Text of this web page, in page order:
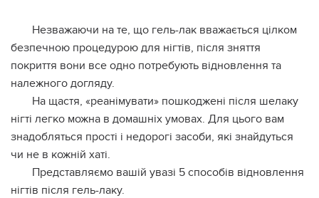
Незважаючи на те, що гель-лак вважається цілком
безпечною процедурою для нігтів, після зняття
покриття вони все одно потребують відновлення та
належного догляду.
На щастя, «реанімувати» пошкоджені після шелаку
нігті легко можна в домашніх умовах. Для цього вам
знадобляться прості і недорогі засоби, які знайдуться
чи не в кожній хаті.
Представляємо вашій увазі 5 способів відновлення
нігтів після гель-лаку.